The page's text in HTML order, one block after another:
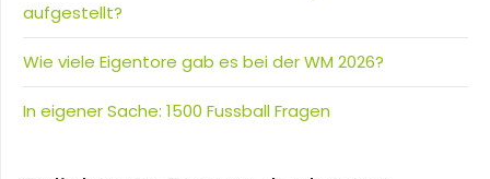
aufgestellt?
Wie viele Eigentore gab es bei der WM 2026?
In eigener Sache: 1500 Fussball Fragen